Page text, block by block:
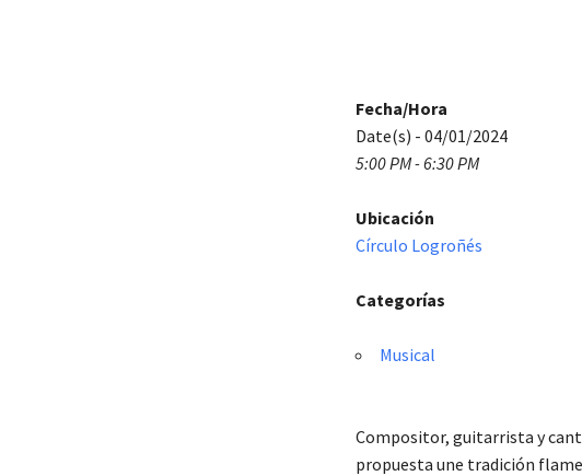
Fecha/Hora
Date(s) - 04/01/2024
5:00 PM - 6:30 PM
Ubicación
Círculo Logroñés
Categorías
Musical
Compositor, guitarrista y
propuesta une tradición